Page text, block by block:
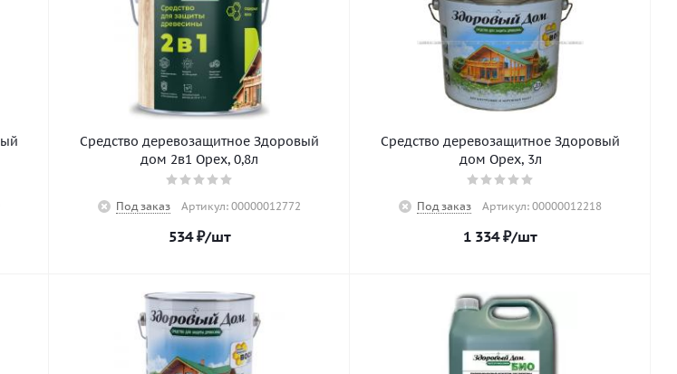
Средство деревозащитное Здоровый
дом 2в1 Орех, 0,8л
Под заказ Артикул: 00000012772
534₽/шт
Средство деревозащитное Здоровый
дом Орех, 3л
Под заказ Артикул: 00000012218
1 334₽/шт